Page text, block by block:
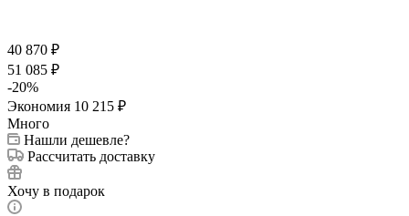
40 870 ₽
51 085 ₽
-20%
Экономия 10 215 ₽
Много
Нашли дешевле?
Рассчитать доставку
Хочу в подарок